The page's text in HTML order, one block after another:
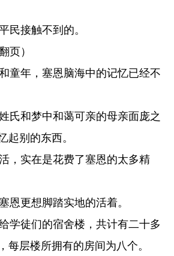
接触不到的。
页）
童年，塞恩脑海中的记忆已经不
氏和梦中和蔼可亲的母亲面庞之
起别的东西。
，实在是花费了塞恩的太多精
更想脚踏实地的活着。
学徒们的宿舍楼，共计有二十多
每层楼所拥有的房间为八个。